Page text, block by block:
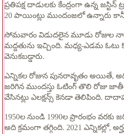
ప్రతిపక్ష దాడులకు కేంద్రంగా ఉన్న
20 పాయింట్లు ముందంజలో ఉన్నారు కానీ
సోమవారం విడుదలైన మూడు రోజుల నానోస్
మద్దతును ఇచ్చింది. మధ్య-ఎడమ ఓటు
వెనుకబడ్డారు.
ఎన్నికల రోజున పునరావృతం అయితే,
జరిగిన ముందస్తు ఓటింగ్ తొలి రోజు
వేసినట్లు ఎలక్షన్స్ కెనడా తెలిపింది.
1950ల నుండి 1990ల ప్రారంభం
అది క్రమంగా తగ్గింది. 2021 ఎన్నికల్లో,